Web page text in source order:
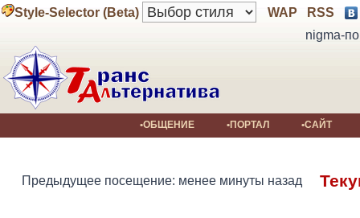
Style-Selector (Beta) WAP
RSS
nigma-
•ОБЩЕНИЕ •ПОРТАЛ •САЙТ
Предыдущее посещение: менее минуты назад